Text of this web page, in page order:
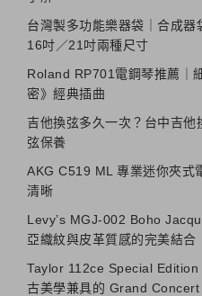
台灣製多功能樂器袋｜合成器
16吋／21吋兩種尺寸
Roland RP701電鋼琴推薦｜
密》經典插曲
吉他換弦多久一次？台中吉
弦保養
AKG C519 ML 專業迷你夾式
清晰
Levy’s MGJ-002 Boho
亞織紋與皮革質感的完美結合
Taylor 112ce Special
古美學兼具的 Grand Concert